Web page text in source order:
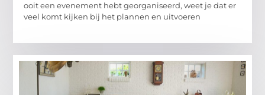
ooit een evenement hebt georganiseerd, weet je dat er
veel komt kijken bij het plannen en uitvoeren